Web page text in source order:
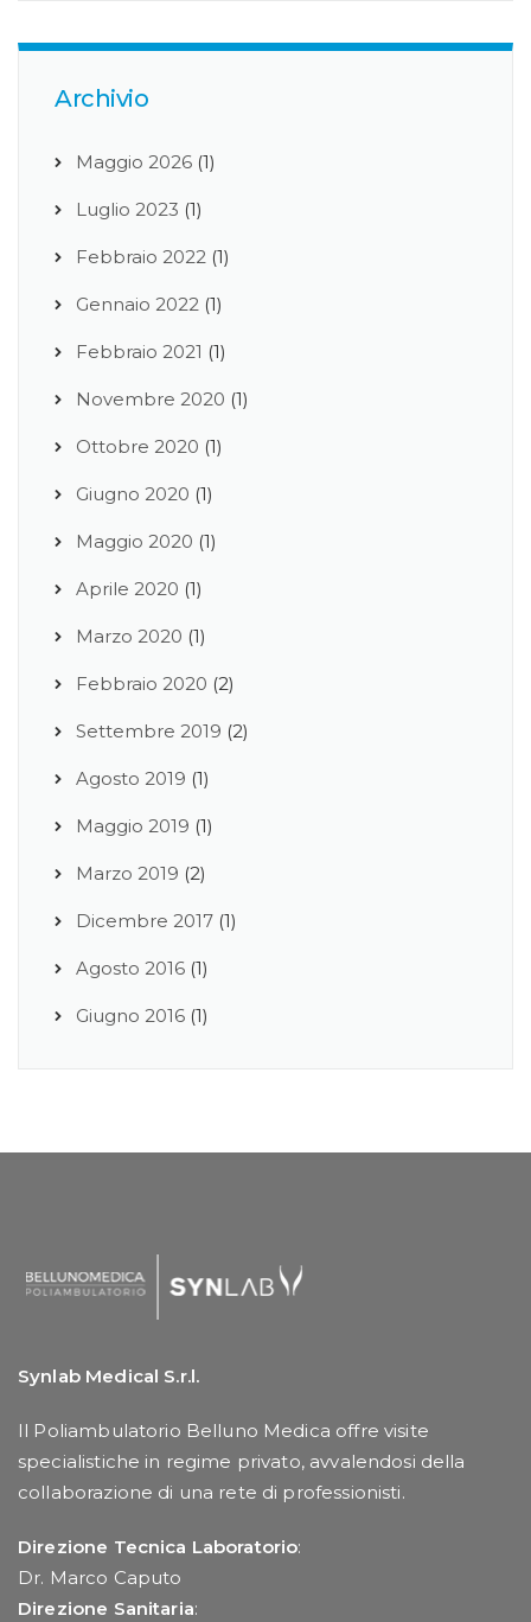
Archivio
Maggio 2026 (1)
Luglio 2023 (1)
Febbraio 2022 (1)
Gennaio 2022 (1)
Febbraio 2021 (1)
Novembre 2020 (1)
Ottobre 2020 (1)
Giugno 2020 (1)
Maggio 2020 (1)
Aprile 2020 (1)
Marzo 2020 (1)
Febbraio 2020 (2)
Settembre 2019 (2)
Agosto 2019 (1)
Maggio 2019 (1)
Marzo 2019 (2)
Dicembre 2017 (1)
Agosto 2016 (1)
Giugno 2016 (1)
Synlab Medical S.r.l.
Il Poliambulatorio Belluno Medica offre visite
specialistiche in regime privato, avvalendosi della
collaborazione di una rete di professionisti.
Direzione Tecnica Laboratorio:
Dr. Marco Caputo
Direzione Sanitaria: